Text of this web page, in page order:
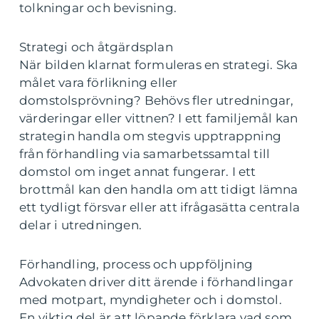
tolkningar och bevisning.
Strategi och åtgärdsplan
När bilden klarnat formuleras en strategi. Ska
målet vara förlikning eller
domstolsprövning? Behövs fler utredningar,
värderingar eller vittnen? I ett familjemål kan
strategin handla om stegvis upptrappning
från förhandling via samarbetssamtal till
domstol om inget annat fungerar. I ett
brottmål kan den handla om att tidigt lämna
ett tydligt försvar eller att ifrågasätta centrala
delar i utredningen.
Förhandling, process och uppföljning
Advokaten driver ditt ärende i förhandlingar
med motpart, myndigheter och i domstol.